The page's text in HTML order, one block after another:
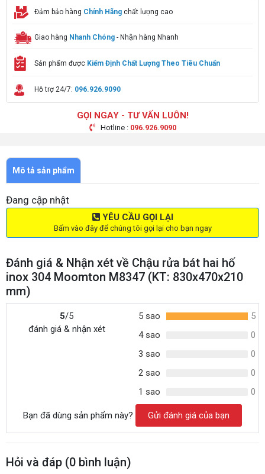
Đảm bảo hàng Chính Hãng chất lượng cao
Giao hàng Nhanh Chóng - Nhận hàng Nhanh
Sản phẩm được Kiểm Định Chất Lượng Theo Tiêu Chuẩn
Hỗ trợ 24/7: 096.926.9090
GỌI NGAY - TƯ VẤN LUÔN!
Hotline : 096.926.9090
Mô tả sản phẩm
Đang cập nhật
YÊU CẦU GỌI LẠI
Bấm vào đây để chúng tôi gọi lại cho bạn ngay
Đánh giá & Nhận xét về Chậu rửa bát hai hố
inox 304 Moomton M8347 (KT: 830x470x210
mm)
5/5
đánh giá & nhận xét
5 sao
5
4 sao
0
3 sao
0
2 sao
0
1 sao
0
Bạn đã dùng sản phẩm này? Gửi đánh giá của bạn
Hỏi và đáp (0 bình luận)